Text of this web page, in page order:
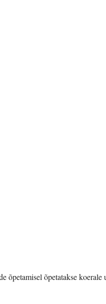
õpetatakse koerale